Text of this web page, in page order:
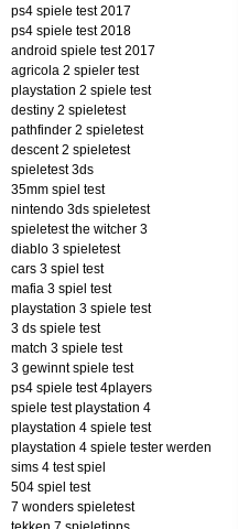
ps4 spiele test 2017
ps4 spiele test 2018
android spiele test 2017
agricola 2 spieler test
playstation 2 spiele test
destiny 2 spieletest
pathfinder 2 spieletest
descent 2 spieletest
spieletest 3ds
35mm spiel test
nintendo 3ds spieletest
spieletest the witcher 3
diablo 3 spieletest
cars 3 spiel test
mafia 3 spiel test
playstation 3 spiele test
3 ds spiele test
match 3 spiele test
3 gewinnt spiele test
ps4 spiele test 4players
spiele test playstation 4
playstation 4 spiele test
playstation 4 spiele tester werden
sims 4 test spiel
504 spiel test
7 wonders spieletest